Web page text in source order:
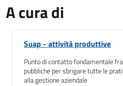
A cura di
Suap - attività produttive
Punto di contatto fondamentale
pubbliche per sbrigare tutte le
alla gestione aziendale